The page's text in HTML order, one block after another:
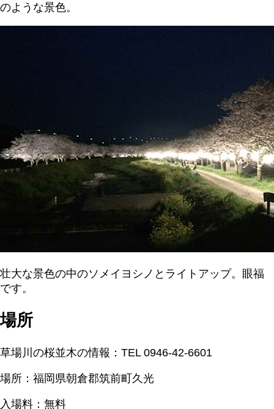
のような景色。
壮大な景色の中のソメイヨシノとライトアップ。眼福
です。
場所
草場川の桜並木の情報：TEL 0946-42-6601
場所：福岡県朝倉郡筑前町久光
入場料：無料